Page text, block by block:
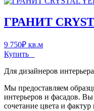
ГРАНИТ
9 750₽ кв.м
Купить
Для дизайнеров интерьера
Мы предоставляем
интерьеров и фасадов.
сочетание цвета и